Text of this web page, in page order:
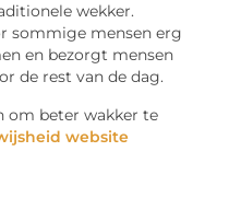
wekker.
sommige mensen erg
en bezorgt mensen
de rest van de dag.
om beter wakker te
website